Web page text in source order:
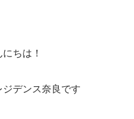
ちは！
デンス奈良です